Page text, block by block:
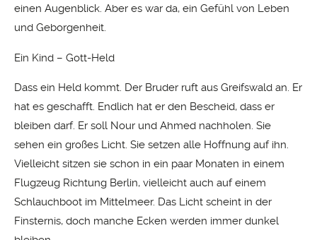
einen Augenblick. Aber es war da, ein Gefühl von Leben
und Geborgenheit.
Ein Kind – Gott-Held
Dass ein Held kommt. Der Bruder ruft aus Greifswald an. Er
hat es geschafft. Endlich hat er den Bescheid, dass er
bleiben darf. Er soll Nour und Ahmed nachholen. Sie
sehen ein großes Licht. Sie setzen alle Hoffnung auf ihn.
Vielleicht sitzen sie schon in ein paar Monaten in einem
Flugzeug Richtung Berlin, vielleicht auch auf einem
Schlauchboot im Mittelmeer. Das Licht scheint in der
Finsternis, doch manche Ecken werden immer dunkel